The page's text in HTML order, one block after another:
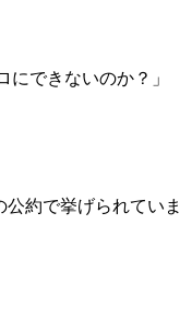
にできないのか？」
約で挙げられていま